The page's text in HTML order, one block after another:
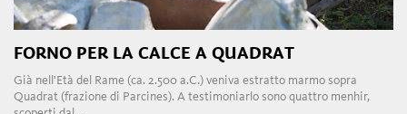
FORNO PER LA CALCE A QUADRAT
Già nell'Età del Rame (ca. 2.500 a.C.) veniva estratto marmo sopra
Quadrat (frazione di Parcines). A testimoniarlo sono quattro menhir,